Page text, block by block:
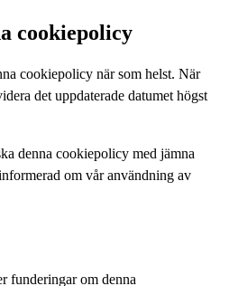
cookiepolicy
cookiepolicy när som helst. När
det uppdaterade datumet högst
denna cookiepolicy med jämna
om vår användning av
funderingar om denna